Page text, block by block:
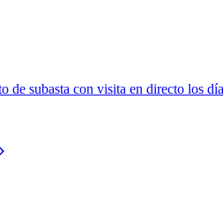
de subasta con visita en directo los